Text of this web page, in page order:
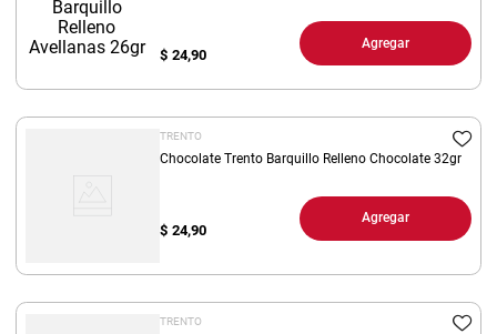
$ 24,90
Agregar
TRENTO
Chocolate Trento Barquillo Relleno Chocolate 32gr
$ 24,90
Agregar
TRENTO